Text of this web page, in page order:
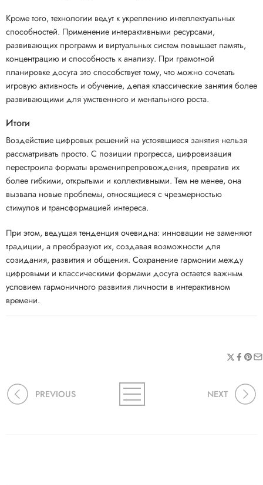
Кроме того, технологии ведут к укреплению интеллектуальных
способностей. Применение интерактивными ресурсами,
развивающих программ и виртуальных систем повышает память,
концентрацию и способность к анализу. При грамотной
планировке досуга это способствует тому, что можно сочетать
игровую активность и обучение, делая классические занятия более
развивающими для умственного и ментального роста.
Итоги
Воздействие цифровых решений на устоявшиеся занятия нельзя
рассматривать просто. С позиции прогресса, цифровизация
перестроила форматы временипрепровождения, превратив их
более гибкими, открытыми и коллективными. Тем не менее, она
вызвала новые проблемы, относящиеся с чрезмерностью
стимулов и трансформацией интереса.
При этом, ведущая тенденция очевидна: инновации не заменяют
традиции, а преобразуют их, создавая возможности для
созидания, развития и общения. Сохранение гармонии между
цифровыми и классическими формами досуга остается важным
условием гармоничного развития личности в интерактивном
времени.
PREVIOUS NEXT